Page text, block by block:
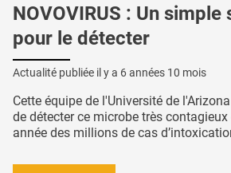
NOVOVIRUS : Un
pour le détecter
Actualité publiée il y a 6 années 10 mois
Cette équipe de l'Université de
de détecter ce microbe très
année des millions de cas